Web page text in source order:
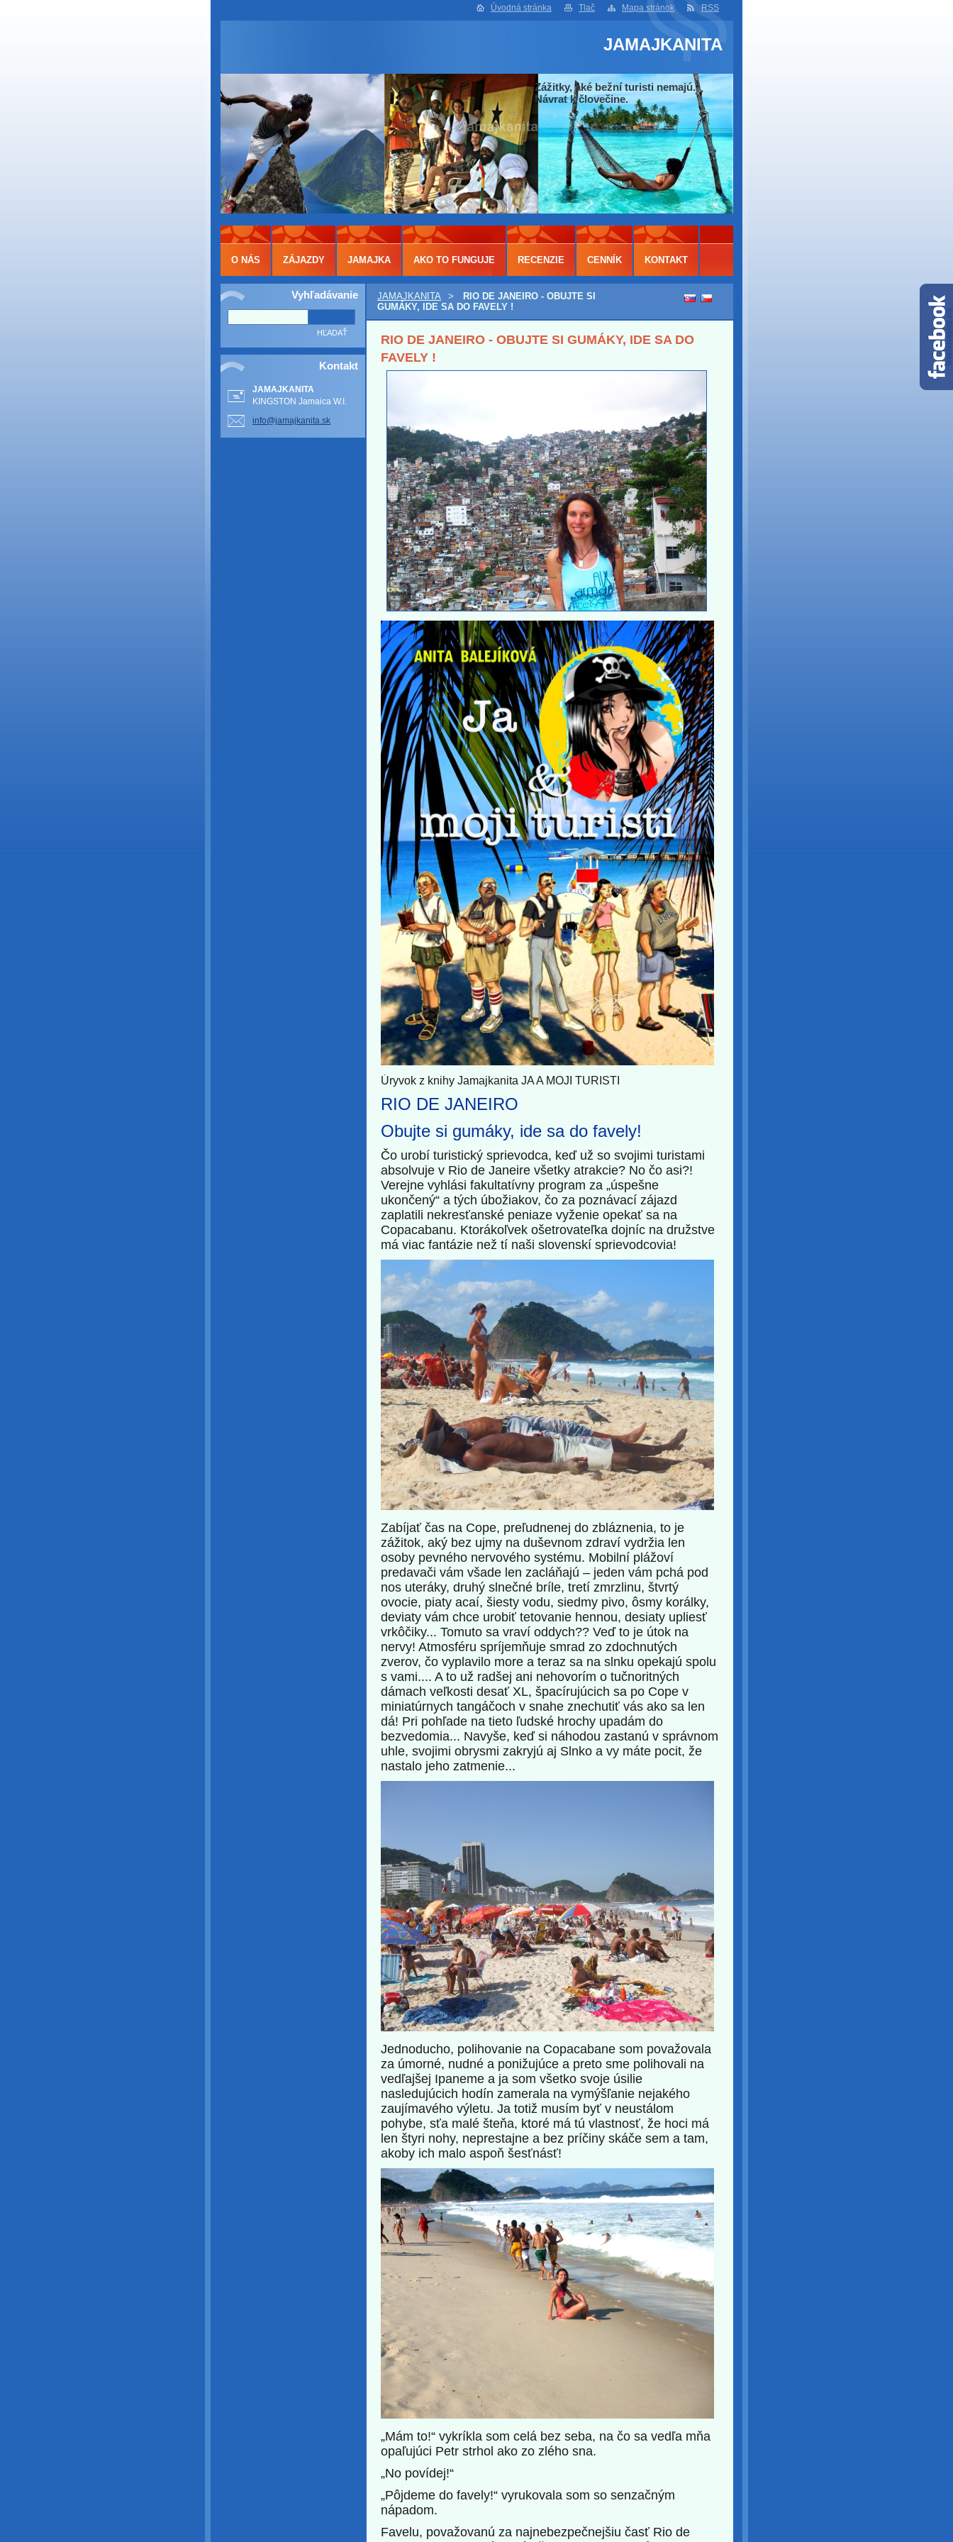
Úvodná stránka Tlač Mapa stránok RSS
JAMAJKANITA
Zážitky, aké bežní turisti nemajú.
Návrat k človečine.
Vyhľadávanie
Kontakt
JAMAJKANITA
KINGSTON Jamaica W.I.
info@jamajkanita.sk
JAMAJKANITA >
RIO DE JANEIRO - OBUJTE SI
GUMÁKY, IDE SA DO FAVELY !
RIO DE JANEIRO - OBUJTE SI GUMÁKY, IDE SA DO
FAVELY !
Úryvok z knihy Jamajkanita JA A MOJI TURISTI
RIO DE JANEIRO
Obujte si gumáky, ide sa do favely!
Čo urobí turistický sprievodca, keď už so svojimi turistami
absolvuje v Rio de Janeire všetky atrakcie? No čo asi?!
Verejne vyhlási fakultatívny program za „úspešne
ukončený“ a tých úbožiakov, čo za poznávací zájazd
zaplatili nekresťanské peniaze vyženie opekať sa na
Copacabanu. Ktorákoľvek ošetrovateľka dojníc na družstve
má viac fantázie než tí naši slovenskí sprievodcovia!
Zabíjať čas na Cope, preľudnenej do zbláznenia, to je
zážitok, aký bez ujmy na duševnom zdraví vydržia len
osoby pevného nervového systému. Mobilní plážoví
predavači vám všade len zacláňajú – jeden vám pchá pod
nos uteráky, druhý slnečné bríle, tretí zmrzlinu, štvrtý
ovocie, piaty acaí, šiesty vodu, siedmy pivo, ôsmy korálky,
deviaty vám chce urobiť tetovanie hennou, desiaty upliesť
vrkôčiky... Tomuto sa vraví oddych?? Veď to je útok na
nervy! Atmosféru spríjemňuje smrad zo zdochnutých
zverov, čo vyplavilo more a teraz sa na slnku opekajú spolu
s vami.... A to už radšej ani nehovorím o tučnoritných
dámach veľkosti desať XL, špacírujúcich sa po Cope v
miniatúrnych tangáčoch v snahe znechutiť vás ako sa len
dá! Pri pohľade na tieto ľudské hrochy upadám do
bezvedomia... Navyše, keď si náhodou zastanú v správnom
uhle, svojimi obrysmi zakryjú aj Slnko a vy máte pocit, že
nastalo jeho zatmenie...
Jednoducho, polihovanie na Copacabane som považovala
za úmorné, nudné a ponižujúce a preto sme polihovali na
vedľajšej Ipaneme a ja som všetko svoje úsilie
nasledujúcich hodín zamerala na vymýšľanie nejakého
zaujímavého výletu. Ja totiž musím byť v neustálom
pohybe, sťa malé šteňa, ktoré má tú vlastnosť, že hoci má
len štyri nohy, neprestajne a bez príčiny skáče sem a tam,
akoby ich malo aspoň šesťnásť!
„Mám to!“ vykríkla som celá bez seba, na čo sa vedľa mňa
opaľujúci Petr strhol ako zo zlého sna.
„No povídej!“
„Pôjdeme do favely!“ vyrukovala som so senzačným
nápadom.
Favelu, považovanú za najnebezpečnejšiu časť Rio de
O NÁS ZÁJAZDY JAMAJKA AKO TO FUNGUJE RECENZIE CENNÍK KONTAKT